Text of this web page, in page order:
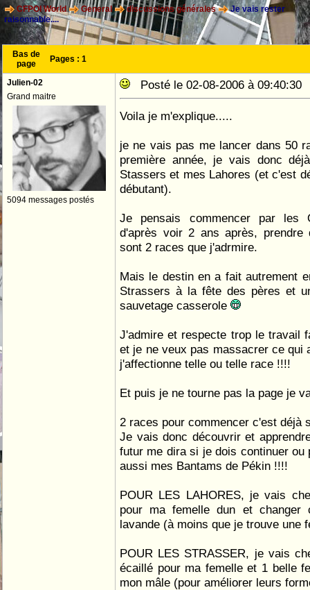
CFPOI World General discussions générales
Je vais rester
raisonnable....
Bas de
page
Pages : 1
Julien-02
Grand maitre
5094 messages postés
Posté le 02-08-2006 à
Voila je m'explique.....
je ne vais pas me lancer dans 50
première année, je vais donc
Stassers et mes Lahores (et c'est
débutant).
Je pensais commencer par les
d'après voir 2 ans après, prendre
sont 2 races que j'adrmire.
Mais le destin en a fait autrement
Strassers à la fête des pères et
sauvetage casserole
J'admire et respecte trop le travail
et je ne veux pas massacrer ce qui
j'affectionne telle ou telle race !!!!
Et puis je ne tourne pas la page je
2 races pour commencer c'est déjà
Je vais donc découvrir et
futur me dira si je dois continuer ou
aussi mes Bantams de Pékin !!!!
POUR LES LAHORES, je vais
pour ma femelle dun et changer
lavande (à moins que je trouve une
POUR LES STRASSER, je vais
écaillé pour ma femelle et 1 belle
mon mâle (pour améliorer leurs